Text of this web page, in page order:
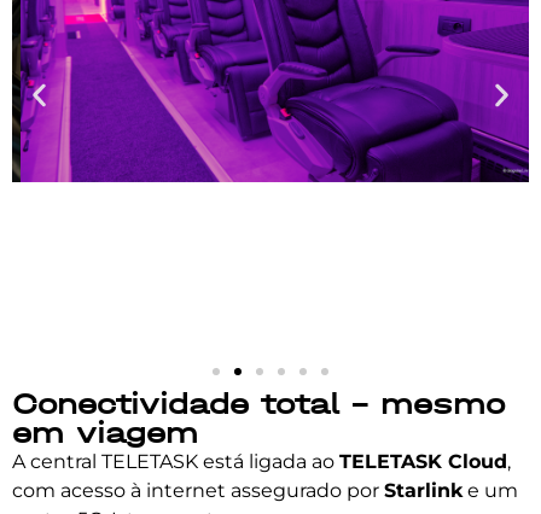
Conectividade total – mesmo
em viagem
A central TELETASK está ligada ao TELETASK Cloud,
com acesso à internet assegurado por Starlinke um